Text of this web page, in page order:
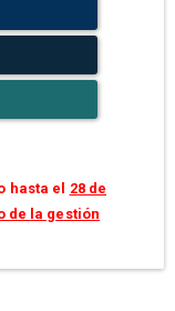
hasta el 28 de
de la gestión